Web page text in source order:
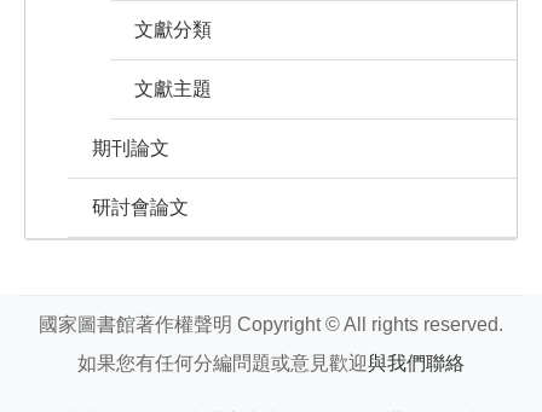
文獻分類
文獻主題
期刊論文
研討會論文
國家圖書館著作權聲明 Copyright © All rights reserved.
如果您有任何分編問題或意見歡迎與我們聯絡